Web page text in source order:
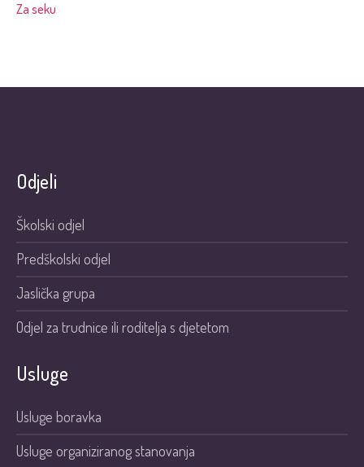
Za seku
Odjeli
Školski odjel
Predškolski odjel
Jaslička grupa
Odjel za trudnice ili roditelja s djetetom
Usluge
Usluge boravka
Usluge organiziranog stanovanja